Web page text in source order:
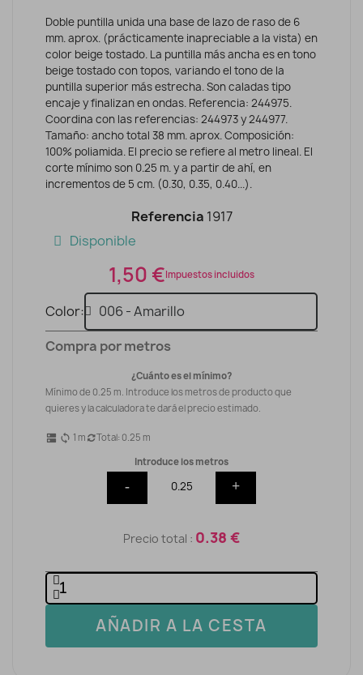
Doble puntilla unida una base de lazo de raso de 6
mm. aprox. (prácticamente inapreciable a la vista) en
color beige tostado. La puntilla más ancha es en tono
beige tostado con topos, variando el tono de la
puntilla superior más estrecha. Son caladas tipo
encaje y finalizan en ondas. Referencia: 244975.
Coordina con las referencias: 244973 y 244977.
Tamaño: ancho total 38 mm. aprox. Composición:
100% poliamida. El precio se refiere al metro lineal. El
corte mínimo son 0.25 m. y a partir de ahí, en
incrementos de 5 cm. (0.30, 0.35, 0.40...).
Referencia 1917
Disponible
1,50 €Impuestos incluidos
Color
Compra por metros
¿Cuánto es el mínimo?
Mínimo de 0.25 m. Introduce los metros de producto que
quieres y la calculadora te dará el precio estimado.
dns sync 1 m Total: 0.25 m
Introduce los metros
- +
Precio total : 0.38 €
AÑADIR A LA CESTA